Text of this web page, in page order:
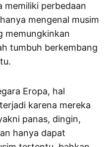
memiliki perbedaan
mengenal musim
memungkinkan
tumbuh berkembang
Eropa, hal
karena mereka
panas, dingin,
hanya dapat